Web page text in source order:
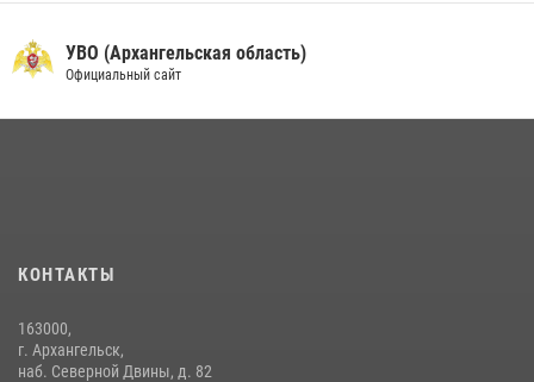
УВО (Архангельская область)
Официальный сайт
КОНТАКТЫ
163000,
г. Архангельск,
наб. Северной Двины, д. 82